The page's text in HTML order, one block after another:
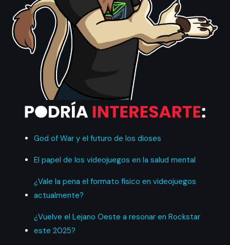
God of War y el futuro de los dioses
El papel de los videojuegos en la salud mental
¿Vale la pena el formato físico en videojuegos
actualmente?
¿Vuelve el Lejano Oeste a resonar en Rockstar
este 2025?